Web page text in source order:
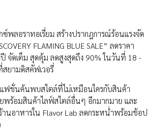
ซ์พลอราทอเรี่ยม สร้างปรากฎการณ์ร้อนแรงจัด
FLAMING BLUE SALE” ลดราคา
จัดเต็ม สุดคุ้ม ลดสูงสุดถึง 90% ในวันที่ 18 -
ยามดิสคัฟเวอรี่
ฟชั่นค้นพบสไตล์ที่ไม่เหมือนใครกับสินค้า
ร้อมสินค้าไลฟ์สไตล์อื่นๆ อีกมากมาย และ
นอาหารใน Flavor Lab ลดกระหน่ำพร้อมช้อป